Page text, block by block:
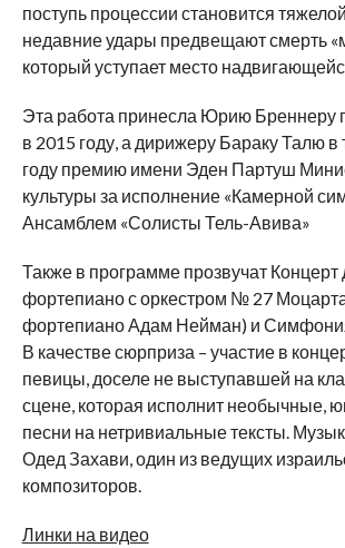
поступь процессии становится
недавние удары предвещают смерть
который уступает место
Эта работа принесла Юрию Бреннеру
в 2015 году, а дирижеру Бараку Талю
году премию имени Эден Партуш
культуры за исполнение «Камерной
Ансамблем «Солисты Тель-Авива»
Также в программе прозвучат Концерт
фортепиано с оркестром № 27
фортепиано Адам Нейман) и
В качестве сюрприза – участие в
певицы, доселе не выступавшей на
сцене, которая исполнит необычные,
песни на нетривиальные тексты.
Одед Захави, один из ведущих
композиторов.
Линки на видео